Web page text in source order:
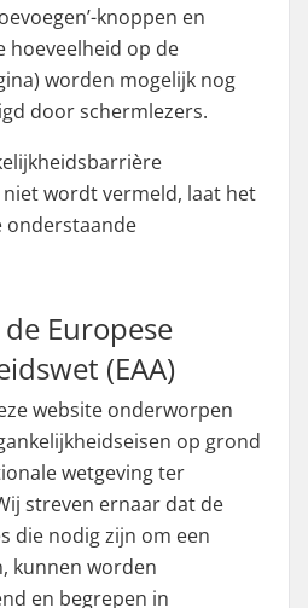
knoppen en
hoeveelheid op de
worden mogelijk nog
door schermlezers.
wordt vermeld, laat het
onderstaande
Europese
(EAA)
website onderworpen
op grond
wetgeving ter
streven ernaar dat de
die nodig zijn om een
kunnen worden
en begrepen in